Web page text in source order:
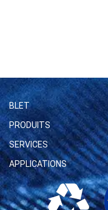
BLET
PRODUITS
SERVICES
APPLICATIONS